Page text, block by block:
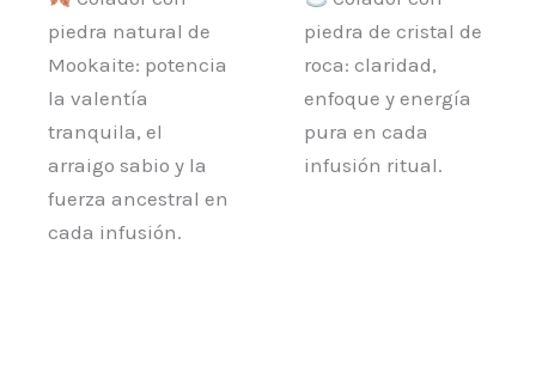
piedra natural de
Mookaite: potencia
la valentía
tranquila, el
arraigo sabio y la
fuerza ancestral en
cada infusión.
piedra de cristal de
roca: claridad,
enfoque y energía
pura en cada
infusión ritual.